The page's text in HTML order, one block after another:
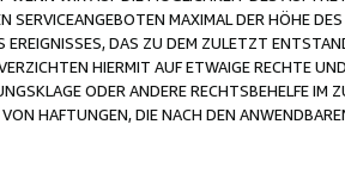
MAXIMAL DER HÖHE
DAS ZU DEM ZULETZT
HIERMIT AUF ETWAIGE RECHTE
ODER ANDERE RECHTSBEHELFE IM
HAFTUNGEN, DIE NACH DEN